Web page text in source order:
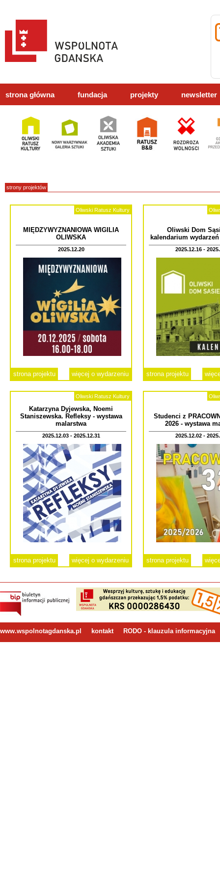
strona główna fundacja projekty newsletter
strony projektów
Oliwski Ratusz Kultury
MIĘDZYWYZNANIOWA WIGILIA
OLIWSKA
2025.12.20
strona projektu więcej o wydarzeniu
Oliwski Dom
kalendarium wydarzeń
2025.12.16 -
strona projektu
Oliwski Ratusz Kultury
Katarzyna Dyjewska, Noemi
Staniszewska. Refleksy - wystawa
malarstwa
2025.12.03 - 2025.12.31
strona projektu więcej o wydarzeniu
Studenci z
2026 - wystawa
2025.12.02 -
strona projektu
www.wspolnotagdanska.pl kontakt RODO - klauzula informacyjna